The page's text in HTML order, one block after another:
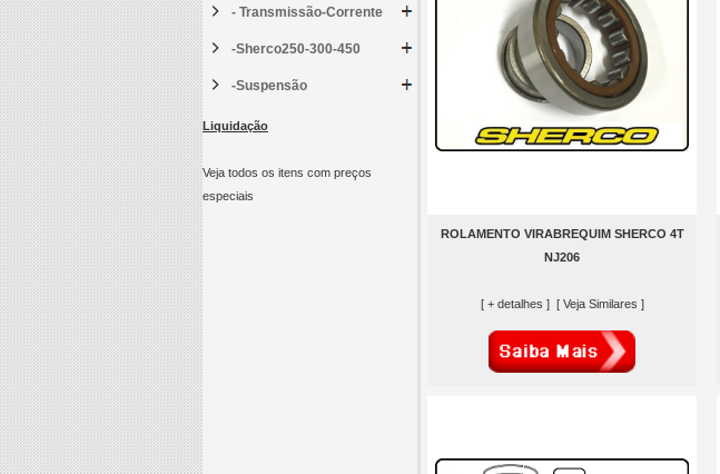
- Transmissão-Corrente
-Sherco250-300-450
-Suspensão
Liquidação
Veja todos os itens com preços
especiais
ROLAMENTO VIRABREQUIM SHERCO 4T
NJ206
[ + detalhes ] [ Veja Similares ]